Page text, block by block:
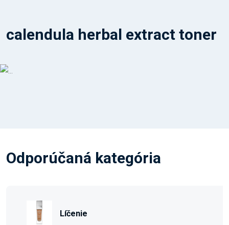
calendula herbal extract toner
Odporúčaná kategória
Líčenie